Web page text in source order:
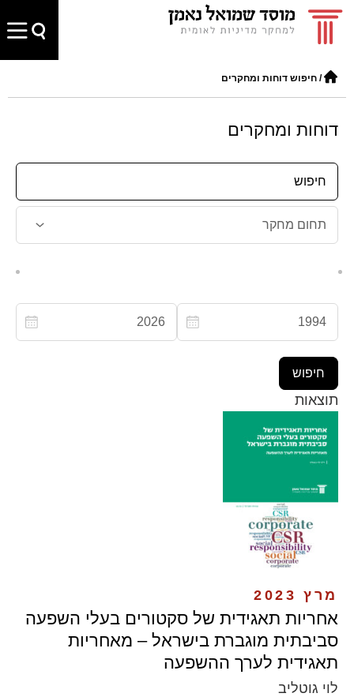
/ חיפוש דוחות ומחקרים
דוחות ומחקרים
תוצאות
מרץ 2023
אחריות תאגידית של סקטורים בעלי השפעה
סביבתית מוגברת בישראל – מאחריות
תאגידית לערך ההשפעה
לוי גוטליב